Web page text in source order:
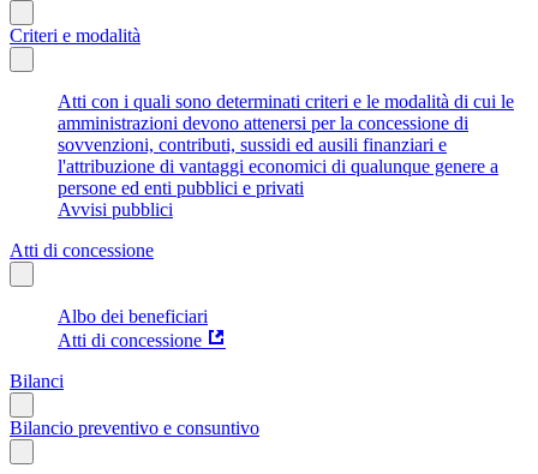
Criteri e modalità
Atti con i quali sono determinati criteri e le modalità di cui le
amministrazioni devono attenersi per la concessione di
sovvenzioni, contributi, sussidi ed ausili finanziari e
l'attribuzione di vantaggi economici di qualunque genere a
persone ed enti pubblici e privati
Avvisi pubblici
Atti di concessione
Albo dei beneficiari
Atti di concessione
Bilanci
Bilancio preventivo e consuntivo